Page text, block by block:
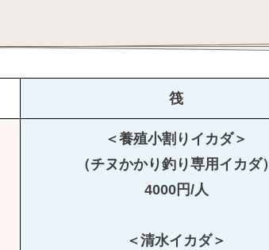
筏
＜養殖小割りイカダ＞
（チヌかかり釣り専用イカダ）
4000円/人
＜清水イカダ＞